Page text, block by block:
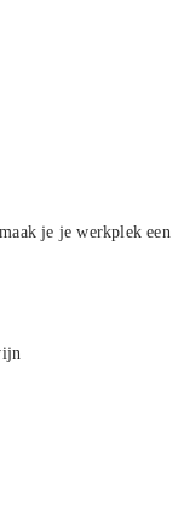
je je werkplek een